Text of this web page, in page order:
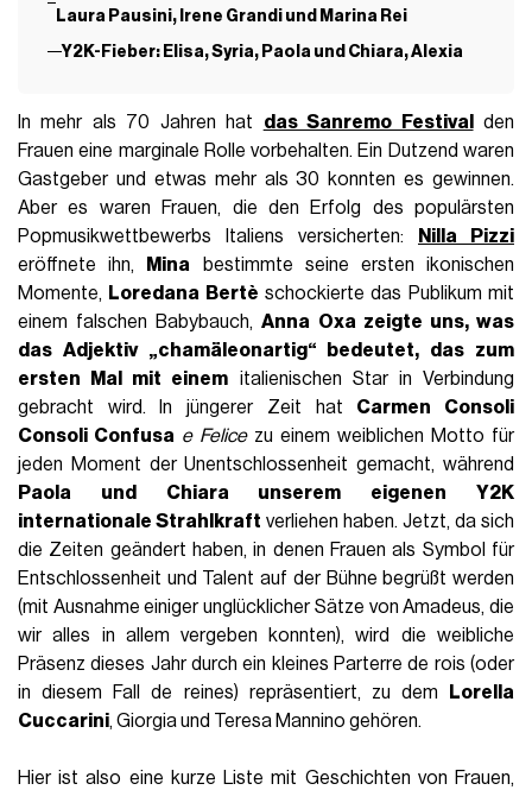
Laura Pausini, Irene Grandi und Marina Rei
Y2K-Fieber: Elisa, Syria, Paola und Chiara, Alexia
In mehr als 70 Jahren hat das Sanremo Festival
den
Frauen eine marginale Rolle vorbehalten. Ein Dutzend waren
Gastgeber und etwas mehr als 30 konnten es gewinnen.
Aber es waren Frauen, die den Erfolg des populärsten
Popmusikwettbewerbs Italiens versicherten:
Nilla Pizzi
eröffnete ihn,
Mina bestimmte seine ersten ikonischen
Momente, Loredana Bertè schockierte das Publikum mit
einem falschen Babybauch,Anna Oxa zeigte uns, was
das Adjektiv „chamäleonartig“ bedeutet, das zum
ersten Mal mit einem italienischen Star in Verbindung
gebracht wird. In jüngerer Zeit hat Carmen Consoli
Consoli Confusa e Felicezu einem weiblichen Motto für
jeden Moment der Unentschlossenheit gemacht, während
Paola und Chiara unserem eigenen Y2K
internationale Strahlkraft verliehen haben. Jetzt, da sich
die Zeiten geändert haben, in denen Frauen als Symbol für
Entschlossenheit und Talent auf der Bühne begrüßt werden
(mit Ausnahme einiger unglücklicher Sätze von Amadeus, die
wir alles in allem vergeben konnten), wird die weibliche
Präsenz dieses Jahr durch ein kleines Parterre de rois (oder
in diesem Fall de reines) repräsentiert, zu dem
Lorella
Cuccarini, Giorgia und Teresa Mannino gehören.
Hier ist also eine kurze Liste mit Geschichten von Frauen,